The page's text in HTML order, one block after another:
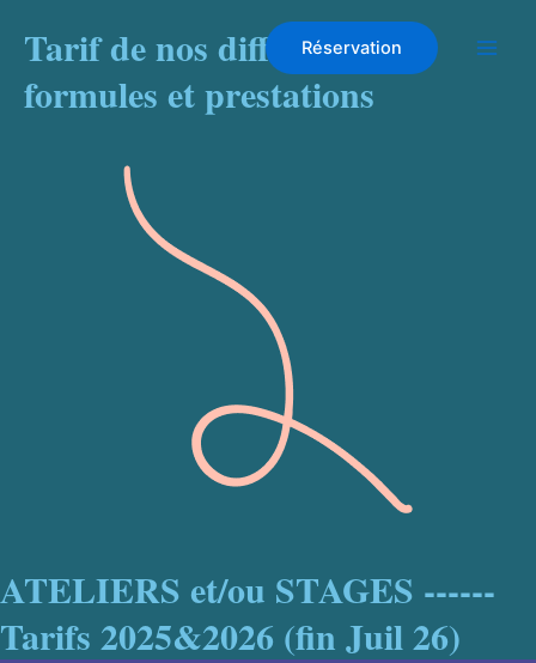
Réservation
Tarif de nos différentes
formules et prestations
ATELIERS et/ou STAGES ------
Tarifs 2025&2026 (fin Juil 26)